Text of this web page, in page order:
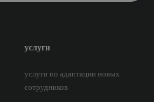
услуги
услуги по адаптации новых
сотрудников